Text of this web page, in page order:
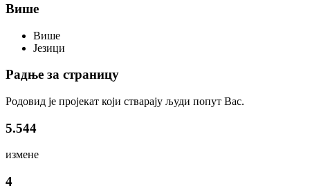
Више
Више
Језици
Радње за страницу
Родовид је пројекат који стварају људи попут Вас.
5.544
измене
4